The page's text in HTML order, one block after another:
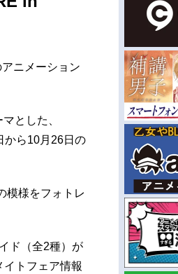
ニメーション
とした、
ら10月26日の
模様をフォトレ
ド（全2種）が
トフェア情報